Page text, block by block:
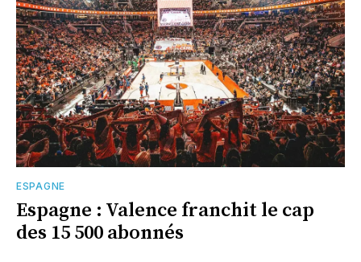
ESPAGNE
Espagne : Valence franchit le cap
des 15 500 abonnés